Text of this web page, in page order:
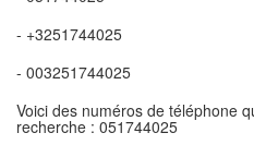
- +3251744025
- 003251744025
Voici des numéros de téléphone
recherche : 051744025